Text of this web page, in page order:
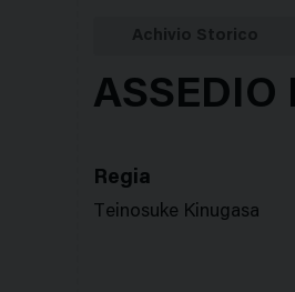
ASSEDIO
Regia
Teinosuke Kinugasa